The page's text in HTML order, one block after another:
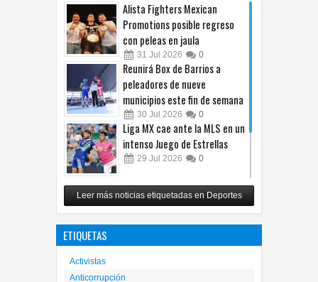
Alista Fighters Mexican
Promotions posible regreso
con peleas en jaula
31 Jul 2026 0
Reunirá Box de Barrios a
peleadores de nueve
municipios este fin de semana
30 Jul 2026 0
Liga MX cae ante la MLS en un
intenso Juego de Estrellas
29 Jul 2026 0
México vence 2-0 a Costa Rica
y avanza a cuartos del
Premundial Sub-20
Leer más noticias etiquetadas en Deportes
ETIQUETAS
Activistas
Anticorrupción